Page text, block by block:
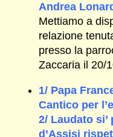
Andrea
Mettiamo a
relazione
presso la
Zaccaria il 20/
1/ Papa
Cantico per
2/ Laudato
d’Assisi